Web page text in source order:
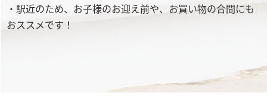
・駅近のため、お子様のお迎え前や、お買い物の合間にも
おススメです！